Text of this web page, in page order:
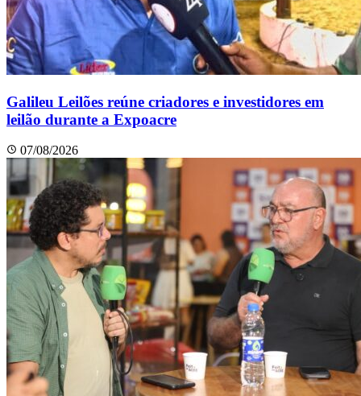
Galileu Leilões reúne criadores e investidores em
leilão durante a Expoacre
07/08/2026